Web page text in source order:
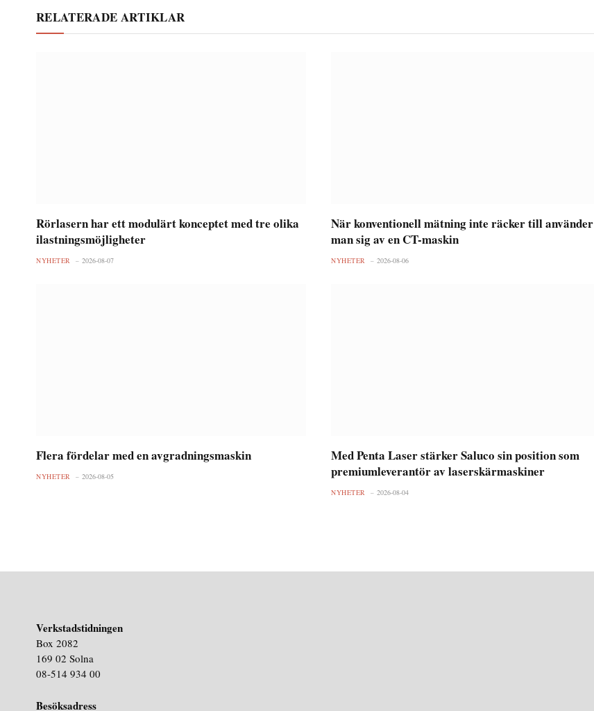
RELATERADE ARTIKLAR
Rörlasern har ett modulärt konceptet med tre olika
ilastningsmöjligheter
NYHETER 2026-08-07
När konventionell mätning inte räcker till använder
man sig av en CT-maskin
NYHETER 2026-08-06
Flera fördelar med en avgradningsmaskin
NYHETER 2026-08-05
Med Penta Laser stärker Saluco sin position som
premiumleverantör av laserskärmaskiner
NYHETER 2026-08-04
Verkstadstidningen
Box 2082
169 02 Solna
08-514 934 00
Besöksadress